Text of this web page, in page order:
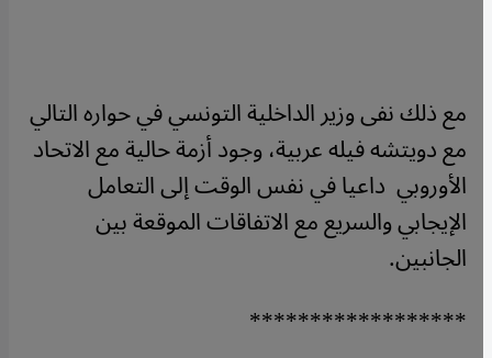
مع ذلك نفى وزير الداخلية التونسي في حواره التالي
مع دويتشه فيله عربية، وجود أزمة حالية مع الاتحاد
الأوروبي داعيا في نفس الوقت إلى التعامل
الإيجابي والسريع مع الاتفاقات الموقعة بين
الجانبين.
******************